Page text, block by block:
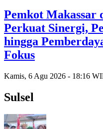
Pemkot Makassar
Perkuat Sinergi,
hingga
Fokus
Kamis, 6 Agu 2026 - 18:16
Sulsel